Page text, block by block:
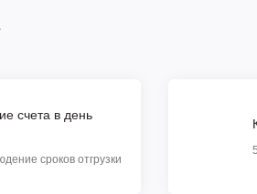
счета в день
сроков отгрузки